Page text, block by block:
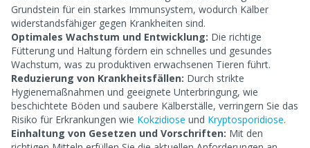
Grundstein für ein starkes Immunsystem, wodurch Kälber
widerstandsfähiger gegen Krankheiten sind.
Optimales Wachstum und Entwicklung: Die richtige
Fütterung und Haltung fördern ein schnelles und gesundes
Wachstum, was zu produktiven erwachsenen Tieren führt.
Reduzierung von Krankheitsfällen: Durch strikte
Hygienemaßnahmen und geeignete Unterbringung, wie
beschichtete Böden und saubere Kälberställe, verringern Sie das
Risiko für Erkrankungen wie Kokzidiose und Kryptosporidiose.
Einhaltung von Gesetzen und Vorschriften: Mit den